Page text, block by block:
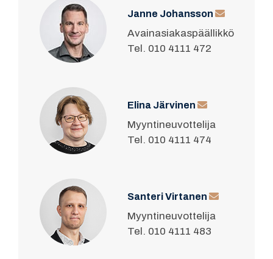
Janne Johansson
Avainasiakaspäällikkö
Tel. 010 4111 472
Elina Järvinen
Myyntineuvottelija
Tel. 010 4111 474
Santeri Virtanen
Myyntineuvottelija
Tel. 010 4111 483